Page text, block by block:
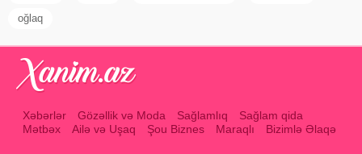
oğlaq
Xəbərlər Gözəllik və Moda Sağlamlıq
Sağlam qida
Mətbəx
Ailə və Uşaq Şou Biznes Maraqlı Bizimlə Əlaqə